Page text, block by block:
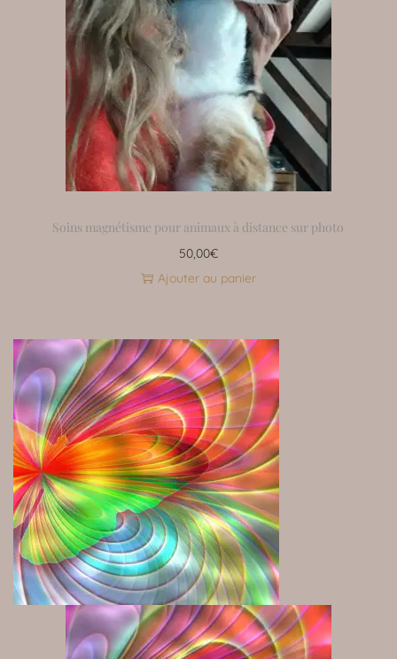
Soins magnétisme pour animaux à distance sur photo
50,00€
Ajouter au panier